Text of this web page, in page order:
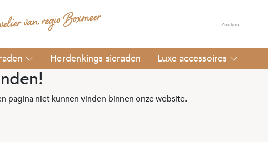
Herdenkings sieraden Luxe accessoires
pagina niet kunnen vinden binnen onze website.